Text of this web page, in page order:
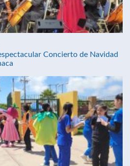
Concierto de Navidad